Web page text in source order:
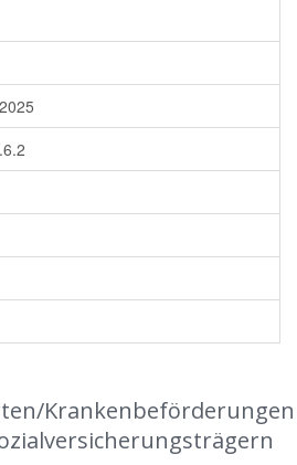
Krankenbeförderungen